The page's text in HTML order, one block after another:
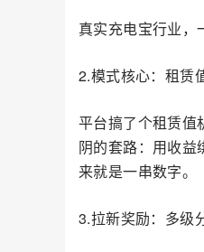
真实充电宝行业，
2.模式核心：租赁
平台搞了个租赁值
阴的套路：用收益
来就是一串数字。
3.拉新奖励：多级